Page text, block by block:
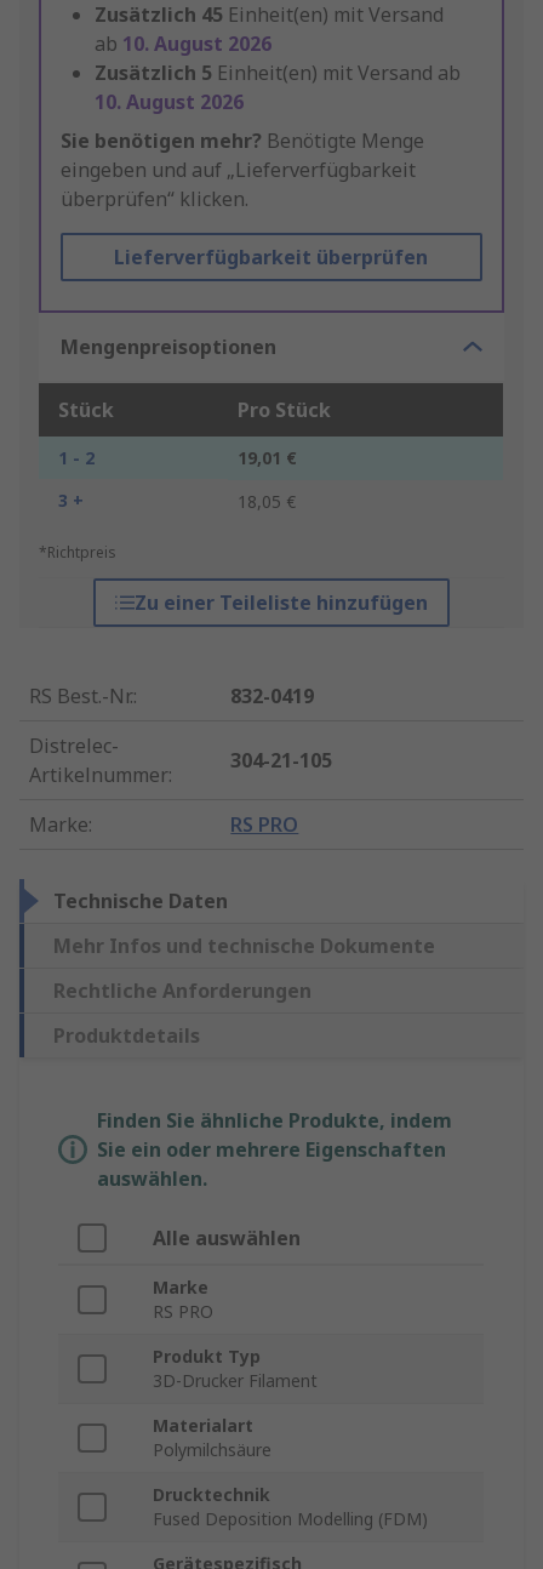
Zusätzlich 45 Einheit(en) mit Versand
ab 10. August 2026
Zusätzlich 5 Einheit(en) mit Versand ab
10. August 2026
Sie benötigen mehr? Benötigte Menge
eingeben und auf „Lieferverfügbarkeit
überprüfen“ klicken.
Lieferverfügbarkeit überprüfen
Mengenpreisoptionen
Stück Pro Stück
1 - 2
19,01 €
3 +
18,05 €
*Richtpreis
Zu einer Teileliste hinzufügen
RS Best.-Nr.:
832-0419
Distrelec-
Artikelnummer:
304-21-105
Marke: RS PRO
Technische Daten
Mehr Infos und technische Dokumente
Rechtliche Anforderungen
Produktdetails
Finden Sie ähnliche Produkte, indem
Sie ein oder mehrere Eigenschaften
auswählen.
Alle auswählen
Marke
RS PRO
Produkt Typ
3D-Drucker Filament
Materialart
Polymilchsäure
Drucktechnik
Fused Deposition Modelling (FDM)
Gerätespezifisch